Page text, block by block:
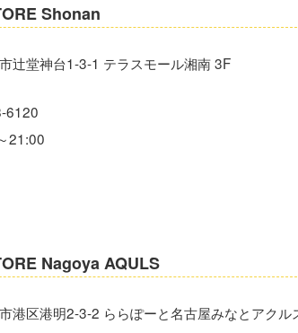
Shonan
辻堂神台1-3-1 テラスモール湘南 3F
6120
21:00
Nagoya AQULS
港区港明2-3-2 ららぽーと名古屋みなとアクル